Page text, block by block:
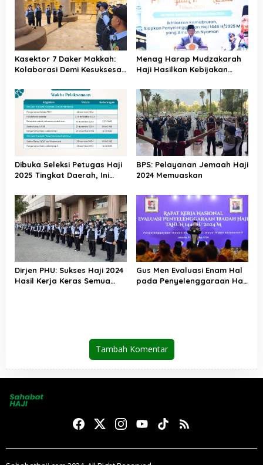
Kasektor 7 Daker Makkah:
Kolaborasi Demi Kesuksesan
Menag Harap Mudzakarah
Haji Hasilkan Kebijakan
Dibuka Seleksi Petugas Haji
2025 Tingkat Daerah, Ini
Tahapannya
BPS: Pelayanan Jemaah Haji
2024 Memuaskan
Dirjen PHU: Sukses Haji 2024
Hasil Kerja Keras Semua
Gus Men Evaluasi Enam Hal
pada Penyelenggaraan Haji
Tambah Komentar